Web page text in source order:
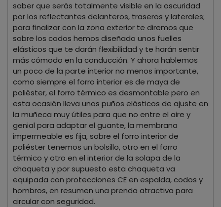
saber que serás totalmente visible en la oscuridad
por los reflectantes delanteros, traseros y laterales;
para finalizar con la zona exterior te diremos que
sobre los codos hemos diseñado unos fuelles
elásticos que te darán flexibilidad y te harán sentir
más cómodo en la conducción. Y ahora hablemos
un poco de la parte interior no menos importante,
como siempre el forro interior es de maya de
poliéster, el forro térmico es desmontable pero en
esta ocasión lleva unos puños elásticos de ajuste en
la muñeca muy útiles para que no entre el aire y
genial para adaptar el guante, la membrana
impermeable es fija, sobre el forro interior de
poliéster tenemos un bolsillo, otro en el forro
térmico y otro en el interior de la solapa de la
chaqueta y por supuesto esta chaqueta va
equipada con protecciones CE en espalda, codos y
hombros, en resumen una prenda atractiva para
circular con seguridad.